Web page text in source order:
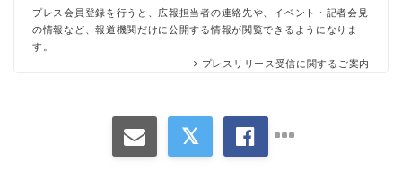
プレス会員登録を行うと、広報担当者の連絡先や、イベント・記者会見
の情報など、報道機関だけに公開する情報が閲覧できるようになりま
す。
プレスリリース受信に関するご案内